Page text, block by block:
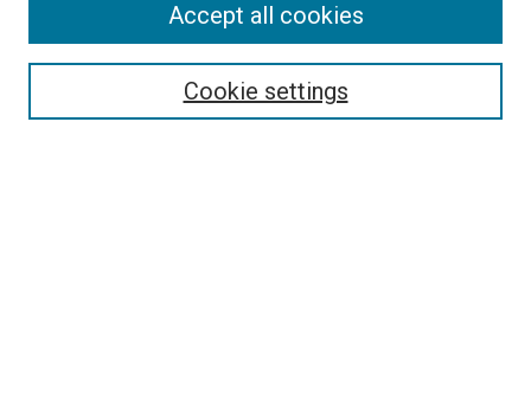
Cookie settings
Accept all cookies